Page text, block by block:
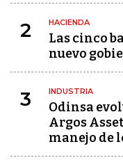
2 HACIENDA
Las cinco
nuevo
3 INDUSTRIA
Odinsa
Argos
manejo de